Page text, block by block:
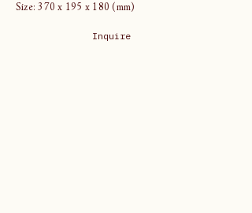
Size: 370 x 195 x 180 (mm)
Inquire